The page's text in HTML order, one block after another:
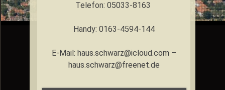
Telefon: 05033-8163
Handy: 0163-4594-144
E-Mail: haus.schwarz@icloud.com –
haus.schwarz@freenet.de